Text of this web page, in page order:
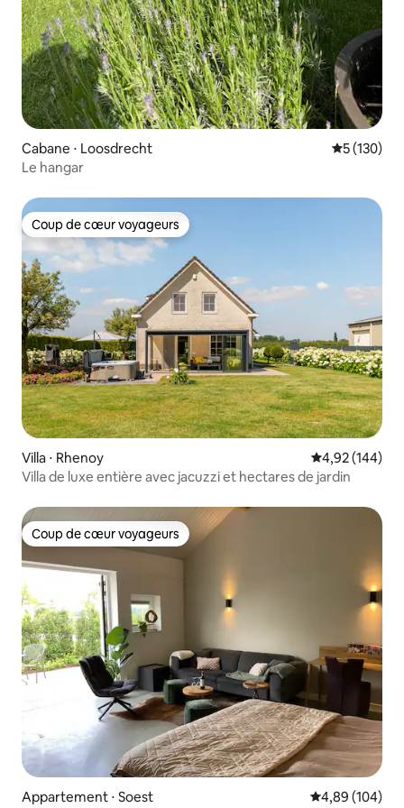
Cabane ⋅ Loosdrecht Évaluation
5 (130)
Le hangar
Coup de cœur voyageurs
Coup de cœur voyageurs
Villa ⋅ Rhenoy Évaluation
4,92 (144)
Villa de luxe entière avec jacuzzi et hectares de jardin
Coup de cœur voyageurs
Coup de cœur voyageurs
Appartement ⋅ Soest Évaluation
4,89 (104)